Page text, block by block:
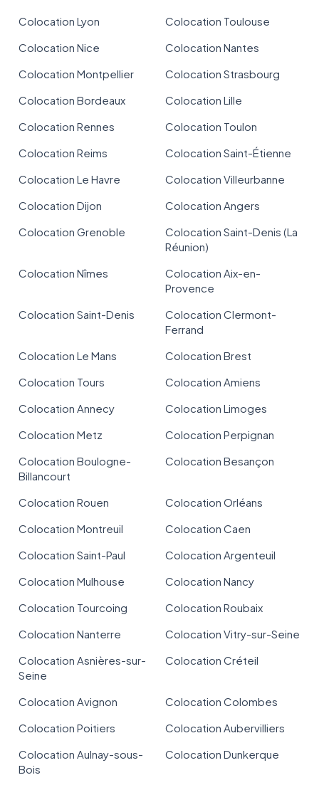
Colocation Lyon
Colocation Toulouse
Colocation Nice
Colocation Nantes
Colocation Montpellier
Colocation Strasbourg
Colocation Bordeaux
Colocation Lille
Colocation Rennes
Colocation Toulon
Colocation Reims
Colocation Saint-Étienne
Colocation Le Havre
Colocation Villeurbanne
Colocation Dijon
Colocation Angers
Colocation Grenoble
Colocation Saint-Denis (La
Réunion)
Colocation Nîmes
Colocation Aix-en-
Provence
Colocation Saint-Denis
Colocation Clermont-
Ferrand
Colocation Le Mans
Colocation Brest
Colocation Tours
Colocation Amiens
Colocation Annecy
Colocation Limoges
Colocation Metz
Colocation Perpignan
Colocation Boulogne-
Billancourt
Colocation Besançon
Colocation Rouen
Colocation Orléans
Colocation Montreuil
Colocation Caen
Colocation Saint-Paul
Colocation Argenteuil
Colocation Mulhouse
Colocation Nancy
Colocation Tourcoing
Colocation Roubaix
Colocation Nanterre
Colocation Vitry-sur-Seine
Colocation Asnières-sur-
Seine
Colocation Créteil
Colocation Avignon
Colocation Colombes
Colocation Poitiers
Colocation Aubervilliers
Colocation Aulnay-sous-
Bois
Colocation Dunkerque